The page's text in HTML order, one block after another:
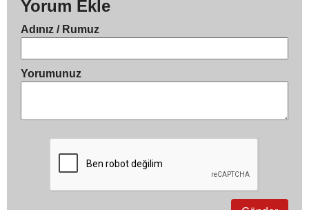
Yorum Ekle
Adınız / Rumuz
Yorumunuz